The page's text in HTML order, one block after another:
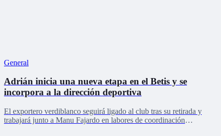
General
Adrián inicia una nueva etapa en el Betis y se
incorpora a la dirección deportiva
El exportero verdiblanco seguirá ligado al club tras su retirada y
trabajará junto a Manu Fajardo en labores de coordinación